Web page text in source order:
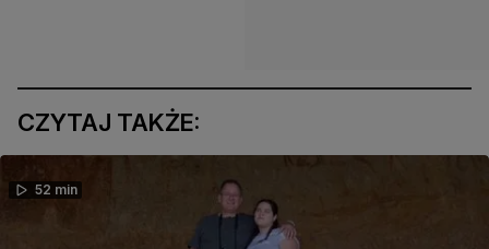
CZYTAJ TAKŻE:
52 min